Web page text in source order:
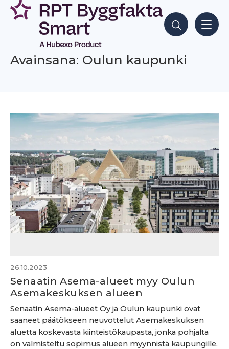
Siirry
sisältöön
Hae sisältöjä
Avainsana: Oulun kaupunki
26.10.2023
Senaatin Asema-alueet myy Oulun
Asemakeskuksen alueen
Senaatin Asema-alueet Oy ja Oulun kaupunki ovat
saaneet päätökseen neuvottelut Asemakeskuksen
aluetta koskevasta kiinteistökaupasta, jonka pohjalta
on valmisteltu sopimus alueen myynnistä kaupungille.